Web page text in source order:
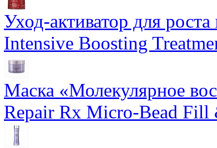
Уход-активатор для
Intensive Boosting
Маска «Молекулярное
Repair Rx Micro-Bead Fill